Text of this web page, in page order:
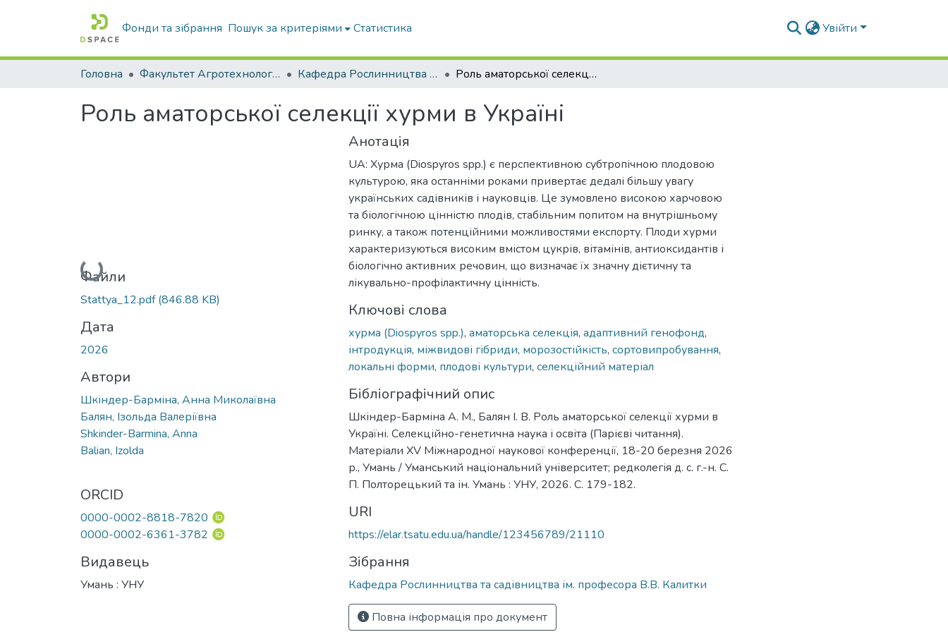
Фонди та зібрання Пошук за критеріями Статистика Увійти
Головна Факультет Агротехнологій та екології Кафедра Рослинництва та садівництва ім. професора В.В. Калитки Роль аматорської селекції хурми в Україні
Роль аматорської селекції хурми в Україні
Вантажиться...
Файли
Stattya_12.pdf(846.88 KB)
Дата
2026
Автори
Шкіндер-Барміна, Анна Миколаївна
Балян, Ізольда Валеріївна
Shkinder-Barmina, Anna
Balian, Izolda
ORCID
0000-0002-8818-7820
0000-0002-6361-3782
Видавець
Умань : УНУ
Анотація
UA: Хурма (Diospyros spp.) є перспективною субтропічною плодовою
культурою, яка останніми роками привертає дедалі більшу увагу
українських садівників і науковців. Це зумовлено високою харчовою
та біологічною цінністю плодів, стабільним попитом на внутрішньому
ринку, а також потенційними можливостями експорту. Плоди хурми
характеризуються високим вмістом цукрів, вітамінів, антиоксидантів і
біологічно активних речовин, що визначає їх значну дієтичну та
лікувально-профілактичну цінність.
Ключові слова
хурма (Diospyros spp.), аматорська селекція, адаптивний генофонд,
інтродукція, міжвидові гібриди, морозостійкість, сортовипробування,
локальні форми, плодові культури, селекційний матеріал
Бібліографічний опис
Шкіндер-Барміна А. М., Балян I. В. Роль аматорської селекції хурми в
Україні. Селекційно-генетична наука і освіта (Парієві читання).
Матеріали ХV Міжнародної наукової конференції, 18-20 березня 2026
р., Умань / Уманський національний університет; редколегія д. с. г.-н. С.
П. Полторецький та ін. Умань : УНУ, 2026. С. 179-182.
URI
https://elar.tsatu.edu.ua/handle/123456789/21110
Зібрання
Кафедра Рослинництва та садівництва ім. професора В.В. Калитки
Повна інформація про документ